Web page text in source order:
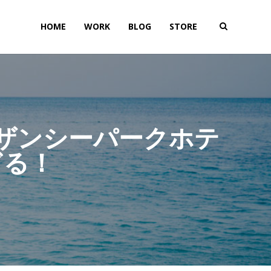
HOME WORK BLOG STORE
ンシーパークホテ
！